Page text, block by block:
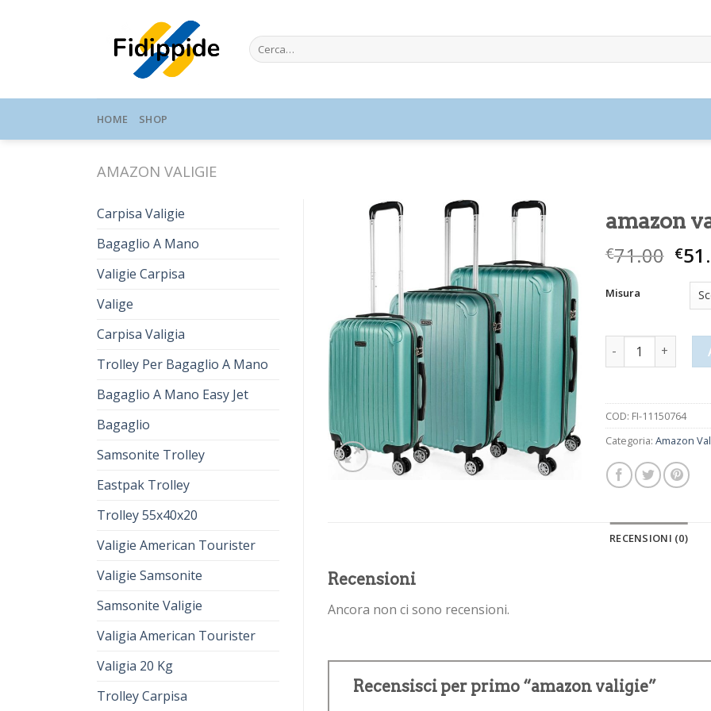
Cerca:
HOME SHOP
AMAZON VALIGIE
Carpisa Valigie
Bagaglio A Mano
Valigie Carpisa
Valige
Carpisa Valigia
Trolley Per Bagaglio A Mano
Bagaglio A Mano Easy Jet
Bagaglio
Samsonite Trolley
Eastpak Trolley
Trolley 55x40x20
Valigie American Tourister
Valigie Samsonite
Samsonite Valigie
Valigia American Tourister
Valigia 20 Kg
Trolley Carpisa
amazon
€71.00 €
Misura
amazon valigie
COD: FI-11150764
Categoria: Amazon
RECENSIONI (0)
Recensioni
Ancora non ci sono recensioni.
Recensisci per primo “amazon valigie”